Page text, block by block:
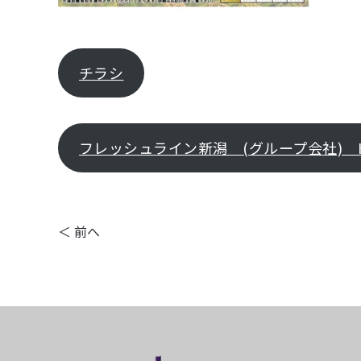
チラシ
フレッシュライン新潟 (グループ会社)
＜ 前へ